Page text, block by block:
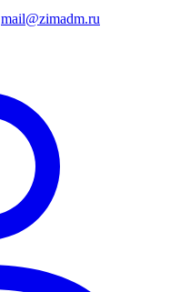
mail@zimadm.ru